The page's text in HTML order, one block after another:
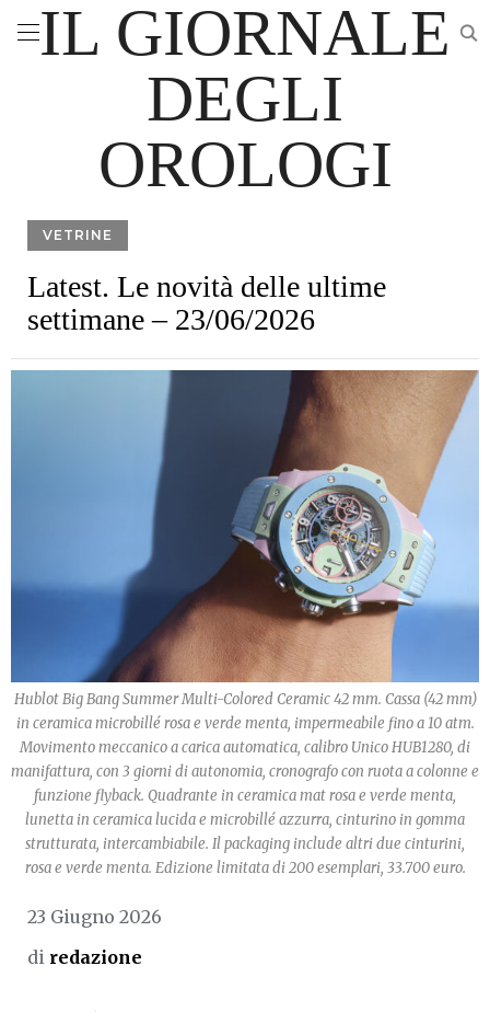
IL GIORNALE
DEGLI
OROLOGI
VETRINE
Latest. Le novità delle ultime
settimane – 23/06/2026
Hublot Big Bang Summer Multi-Colored Ceramic 42 mm. Cassa (42 mm)
in ceramica microbillé rosa e verde menta, impermeabile fino a 10 atm.
Movimento meccanico a carica automatica, calibro Unico HUB1280, di
manifattura, con 3 giorni di autonomia, cronografo con ruota a colonne e
funzione flyback. Quadrante in ceramica mat rosa e verde menta,
lunetta in ceramica lucida e microbillé azzurra, cinturino in gomma
strutturata, intercambiabile. Il packaging include altri due cinturini,
rosa e verde menta. Edizione limitata di 200 esemplari, 33.700 euro.
23 Giugno 2026
di redazione